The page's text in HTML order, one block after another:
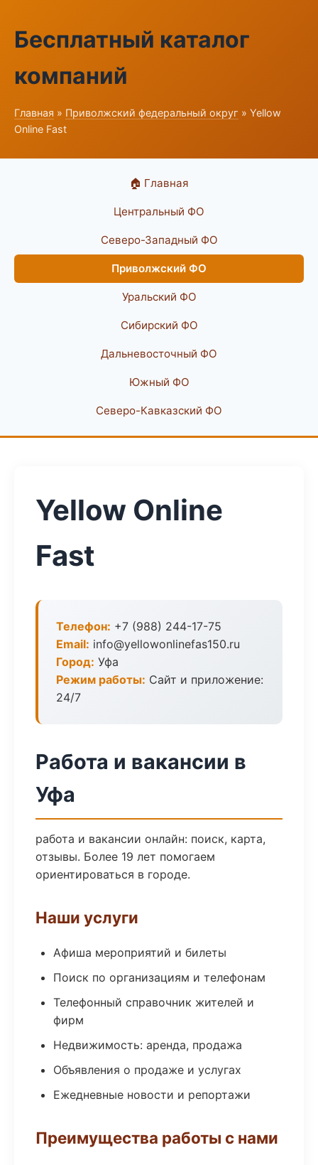
Бесплатный каталог
компаний
Главная » Приволжский федеральный округ » Yellow
Online Fast
🏠 Главная
Центральный ФО
Северо-Западный ФО
Приволжский ФО
Уральский ФО
Сибирский ФО
Дальневосточный ФО
Южный ФО
Северо-Кавказский ФО
Yellow Online
Fast
Телефон: +7 (988) 244-17-75
Email: info@yellowonlinefas150.ru
Город: Уфа
Режим работы: Сайт и приложение:
24/7
Работа и вакансии в
Уфа
работа и вакансии онлайн: поиск, карта,
отзывы. Более 19 лет помогаем
ориентироваться в городе.
Наши услуги
Афиша мероприятий и билеты
Поиск по организациям и телефонам
Телефонный справочник жителей и
фирм
Недвижимость: аренда, продажа
Объявления о продаже и услугах
Ежедневные новости и репортажи
Преимущества работы с нами